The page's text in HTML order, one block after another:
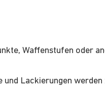
Waffenstufen oder
Lackierungen